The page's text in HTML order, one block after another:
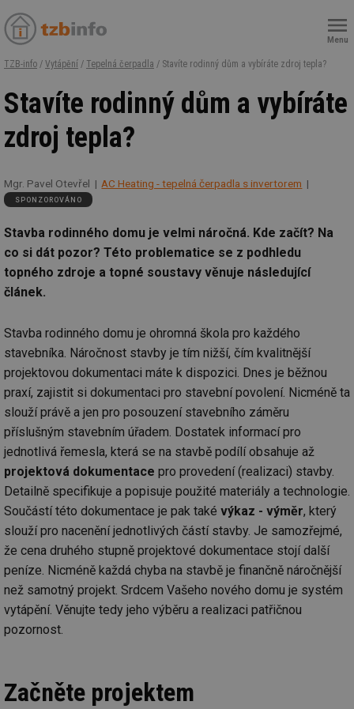
Menu
TZB-info / Vytápění / Tepelná čerpadla / Stavíte rodinný dům a vybíráte zdroj tepla?
Stavíte rodinný dům a vybíráte
zdroj tepla?
Mgr. Pavel Otevřel AC Heating - tepelná čerpadla s invertorem
SPONZOROVÁNO
Stavba rodinného domu je velmi náročná. Kde začít? Na
co si dát pozor? Této problematice se z podhledu
topného zdroje a topné soustavy věnuje následující
článek.
Stavba rodinného domu je ohromná škola pro každého
stavebníka. Náročnost stavby je tím nižší, čím kvalitnější
projektovou dokumentaci máte k dispozici. Dnes je běžnou
praxí, zajistit si dokumentaci pro stavební povolení. Nicméně ta
slouží právě a jen pro posouzení stavebního záměru
příslušným stavebním úřadem. Dostatek informací pro
jednotlivá řemesla, která se na stavbě podílí obsahuje až
projektová dokumentace pro provedení (realizaci) stavby.
Detailně specifikuje a popisuje použité materiály a technologie.
Součástí této dokumentace je pak také výkaz - výměr, který
slouží pro nacenění jednotlivých částí stavby. Je samozřejmé,
že cena druhého stupně projektové dokumentace stojí další
peníze. Nicméně každá chyba na stavbě je finančně náročnější
než samotný projekt. Srdcem Vašeho nového domu je systém
vytápění. Věnujte tedy jeho výběru a realizaci patřičnou
pozornost.
Začněte projektem